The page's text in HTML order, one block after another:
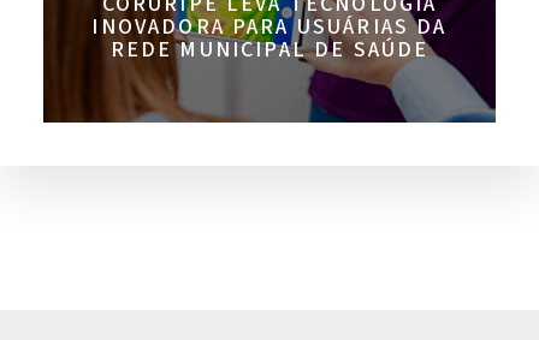
INOVADORA PARA USUÁRIAS DA
REDE MUNICIPAL DE SAÚDE